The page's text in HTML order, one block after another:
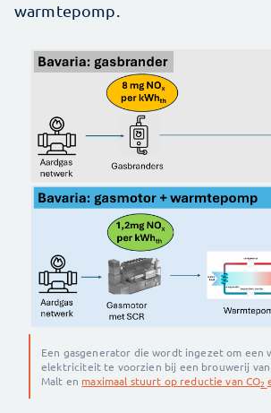
warmtepomp.
Een gasgenerator die wordt ingezet om een
elektriciteit te voorzien bij een brouwerij van
Malt en maximaal stuurt op reductie van CO2